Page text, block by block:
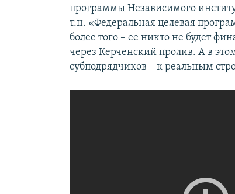
программы Независимого
т.н. «Федеральная целевая
более того – ее никто не будет
через Керченский пролив. А в
субподрядчиков – к реальным